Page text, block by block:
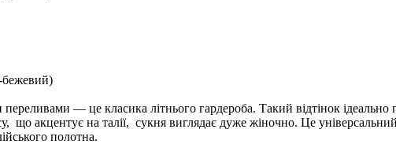
бежевий)
— це класика літнього гардероба. Такий відтінок ідеально
що акцентує на талії, сукня виглядає дуже жіночно. Це
полотна.